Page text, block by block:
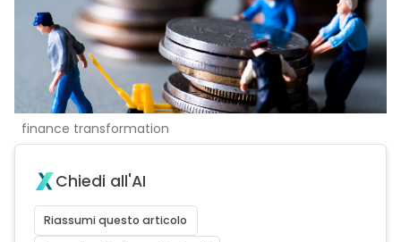
finance transformation
Chiedi all'AI
Riassumi questo articolo